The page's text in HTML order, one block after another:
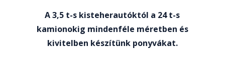
A 3,5 t-s kisteherautóktól a 24 t-s
kamionokig mindenféle méretben és
kivitelben készítünk ponyvákat.